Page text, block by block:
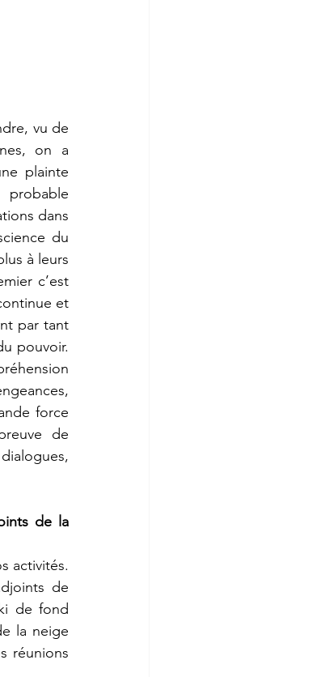
vu de
on a
plainte
dans
du
à leurs
c’est
et
par tant
pouvoir.
force
de
de la
activités.
de
de fond
la neige
réunions